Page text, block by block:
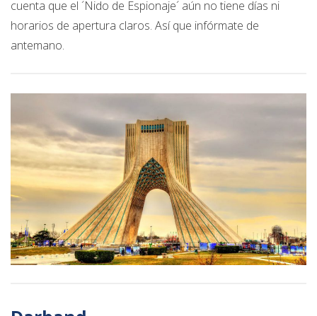
cuenta que el ´Nido de Espionaje´ aún no tiene días ni
horarios de apertura claros. Así que infórmate de
antemano.